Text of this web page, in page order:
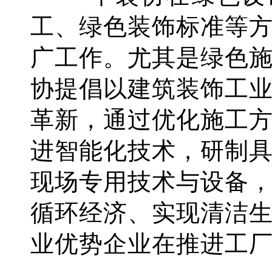
工、绿色装饰标准等
广工作。尤其是绿色
协提倡以建筑装饰工
革新，通过优化施工
进智能化技术，研制
现场专用技术与设备
循环经济、实现清洁
业优势企业在推进工